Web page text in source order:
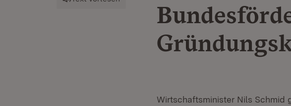
Wirtschaftsminister Nils Schmid